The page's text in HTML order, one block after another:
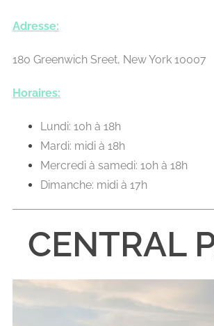
Adresse:
180 Greenwich Sreet, New York 10007
Horaires:
Lundi: 10h à 18h
Mardi: midi à 18h
Mercredi à samedi: 10h à 18h
Dimanche: midi à 17h
CENTRAL